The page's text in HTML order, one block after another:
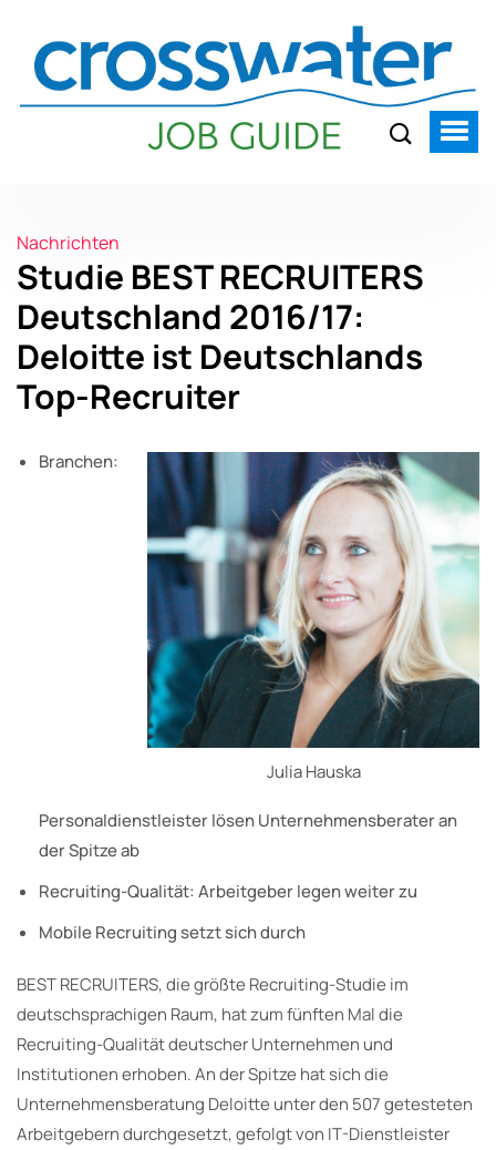
Nachrichten
Studie BEST RECRUITERS
Deutschland 2016/17:
Deloitte ist Deutschlands
Top-Recruiter
Julia Hauska
Branchen:
Personaldienstleister lösen Unternehmensberater an
der Spitze ab
Recruiting-Qualität: Arbeitgeber legen weiter zu
Mobile Recruiting setzt sich durch
BEST RECRUITERS, die größte Recruiting-Studie im
deutschsprachigen Raum, hat zum fünften Mal die
Recruiting-Qualität deutscher Unternehmen und
Institutionen erhoben. An der Spitze hat sich die
Unternehmensberatung Deloitte unter den 507 getesteten
Arbeitgebern durchgesetzt, gefolgt von IT-Dienstleister